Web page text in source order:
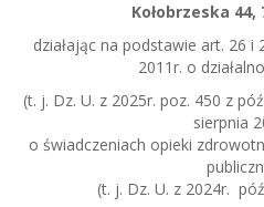
Kołobrzeska 44,
działając na podstawie art. 26
2011r. o
(t. j. Dz. U. z 2025r. poz. 450 z
sierpnia
o świadczeniach opieki
(t. j. Dz. U. z 2024r.